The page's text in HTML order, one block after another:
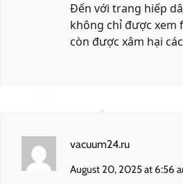
Đến với trang hiếp
không chỉ được xem
còn được xâm hại
vacuum24.ru
August 20, 2025 at 6:56